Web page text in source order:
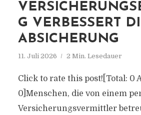
G VERBESSERT
ABSICHERUNG
11. Juli 2026 2 Min. Lesedauer
Click to rate this post![Total: 0
0]Menschen, die von einem
Versicherungsvermittler